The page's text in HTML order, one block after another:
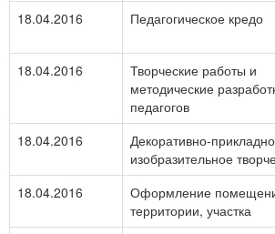
18.04.2016
Педагогическое кредо
18.04.2016
Творческие работы и
методические
педагогов
18.04.2016
Декоративно-
изобразительное
18.04.2016
Оформление
территории, участка